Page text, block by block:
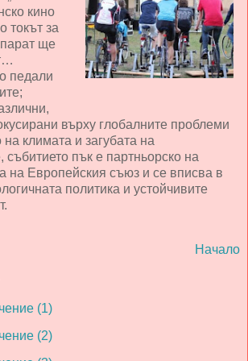
кино
токът за
ще
педали
върху глобалните проблеми
климата и загубата на
събитието пък е партньорско на
на Европейския съюз и се вписва в
политика и устойчивите
Начало
(1)
(2)